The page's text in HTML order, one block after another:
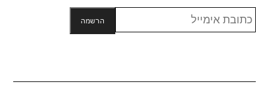
הרשמה